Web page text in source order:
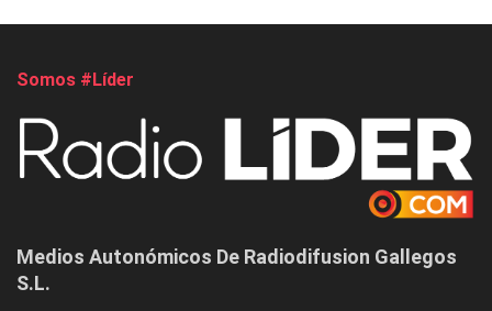
Somos #Líder
Medios Autonómicos De Radiodifusion Gallegos
S.L.